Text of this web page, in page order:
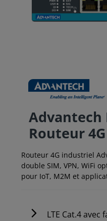
Advantech
Routeur
Routeur 4G industriel
double SIM, VPN, WiFi
pour IoT, M2M et
LTE Cat.4 avec